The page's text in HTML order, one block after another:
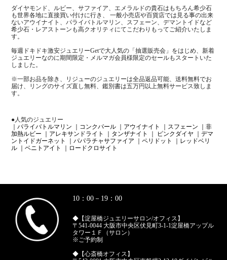
ダイヤモンド、ルビー、サファイア、エメラルドの貴石はもちろん希少石
も世界各地に直接買い付けに行き、 一般小売店や百貨店では見る事の出来
ないアウイナイト、パライバトルマリン、スフェーン、デマントイドなど
希少石・レアストーンも高クオリティにてこだわりもってご紹介いたしま
す。
毎週ドキドキ激安ジュエリーGetで大人気の「抽選販売会」をはじめ、新着
ジュエリーなのに期間限定・メルマガ会員様限定のセールもスタートいた
しました。
※一部お品を除き、リジューのジュエリーは全品返品可能、送料無料でお
届け、リングのサイズ直し無料、鑑別書は五万円以上無料サービス致しま
す。
●人気のジュエリー
｜パライバトルマリン
｜コンクパール ｜アウイナイト ｜スフェーン
｜非
加熱ルビー
｜アレキサンドライト ｜タンザナイト ｜ ピンクダイヤ
｜デマ
ントイドガーネット
｜パパラチャサファイア ｜ペリドット
｜レッドベリ
ル ｜ベニトアイト ｜ロードクロサイト
10：00－19：00
◆【淀屋橋ジュエリーサロン/オフィス】
〒541-0044 大阪市中央区伏見町3-1-1淀屋橋アップル
タワー１Ｆ（サロン）
※ご予約制
◆【心斎橋オフィス】